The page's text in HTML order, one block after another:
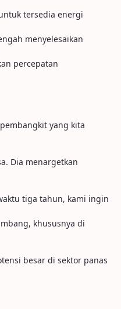
tersedia energi
menyelesaikan
percepatan
yang kita
Dia menargetkan
tiga tahun, kami ingin
khususnya di
besar di sektor panas